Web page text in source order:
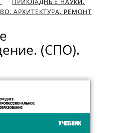
ПРИКЛАДНЫЕ НАУКИ.
АРХИТЕКТУРА. РЕМОНТ
(СПО).